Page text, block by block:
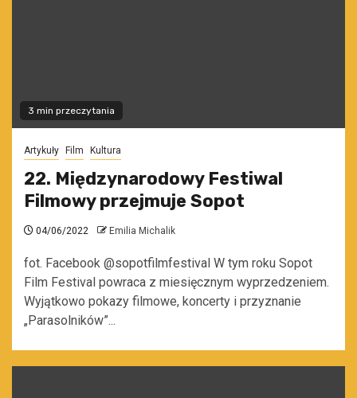
3 min przeczytania
Artykuły Film Kultura
22. Międzynarodowy Festiwal
Filmowy przejmuje Sopot
04/06/2022 Emilia Michalik
fot. Facebook @sopotfilmfestival W tym roku Sopot
Film Festival powraca z miesięcznym wyprzedzeniem.
Wyjątkowo pokazy filmowe, koncerty i przyznanie
„Parasolników”...